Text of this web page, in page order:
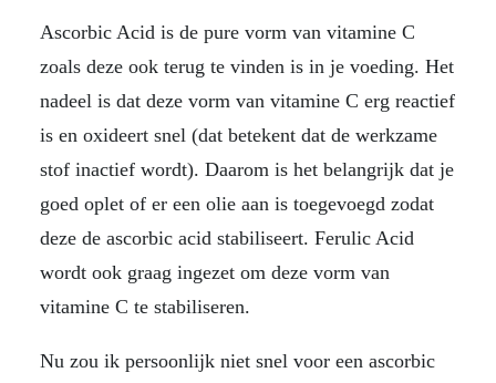
Ascorbic Acid is de pure vorm van vitamine C
zoals deze ook terug te vinden is in je voeding. Het
nadeel is dat deze vorm van vitamine C erg reactief
is en oxideert snel (dat betekent dat de werkzame
stof inactief wordt). Daarom is het belangrijk dat je
goed oplet of er een olie aan is toegevoegd zodat
deze de ascorbic acid stabiliseert. Ferulic Acid
wordt ook graag ingezet om deze vorm van
vitamine C te stabiliseren.
Nu zou ik persoonlijk niet snel voor een ascorbic